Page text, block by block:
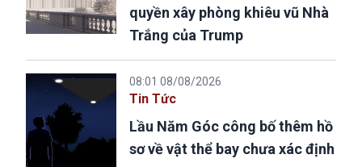
quyền xây phòng khiêu vũ Nhà
Trắng của Trump
08:01 08/08/2026
Tin Tức
Lầu Năm Góc công bố thêm hồ
sơ về vật thể bay chưa xác định